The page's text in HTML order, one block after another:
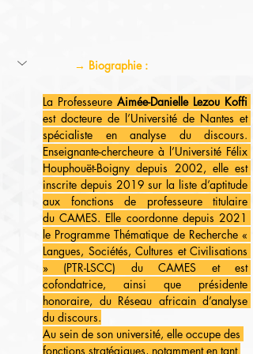
→ Biographie :
La Professeure Aimée-Danielle Lezou Koffi
est docteure de l’Université de Nantes et
spécialiste en analyse du discours.
Enseignante-chercheure à l’Université Félix
Houphouët-Boigny depuis 2002, elle est
inscrite depuis 2019 sur la liste d’aptitude
aux fonctions de professeure titulaire
du CAMES. Elle coordonne depuis 2021
le Programme Thématique de Recherche «
Langues, Sociétés, Cultures et Civilisations
» (PTR-LSCC) du CAMES et est
cofondatrice, ainsi que présidente
honoraire, du Réseau africain d’analyse
du discours.
Au sein de son université, elle occupe des
fonctions stratégiques, notamment en tant